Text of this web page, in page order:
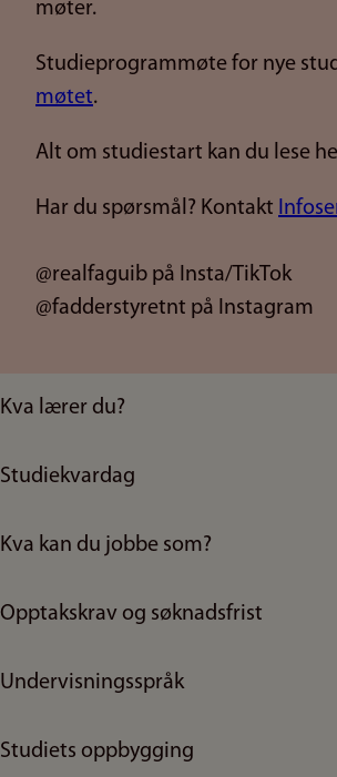
møter.
Studieprogrammøte for nye
møtet.
Alt om studiestart kan du lese
Har du spørsmål? Kontakt
@realfaguib på Insta/TikTok
@fadderstyretnt på Instagram
Kva lærer du?
Studiekvardag
Kva kan du jobbe som?
Opptakskrav og søknadsfrist
Undervisningsspråk
Studiets oppbygging